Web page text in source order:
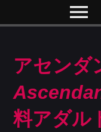
menu
アセンダ
料アダル